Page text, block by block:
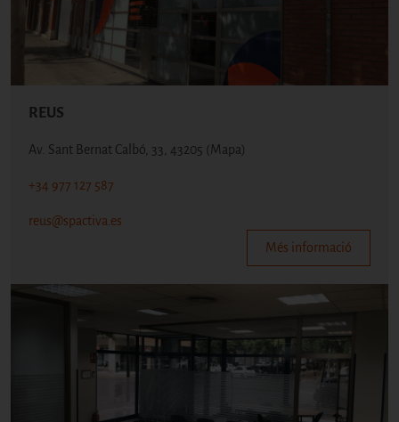
REUS
Av. Sant Bernat Calbó, 33, 43205 (Mapa)
+34 977 127 587
reus@spactiva.es
Més informació